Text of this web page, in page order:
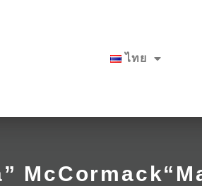
ไทย